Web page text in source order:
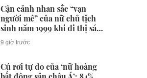
Cận cảnh nhan sắc “vạn
người mê” của nữ chủ tịch
sinh năm 1999 khi đi thị sát
dự án nghìn tỷ
9 giờ trước
Cú rơi tự do của ‘nữ hoàng